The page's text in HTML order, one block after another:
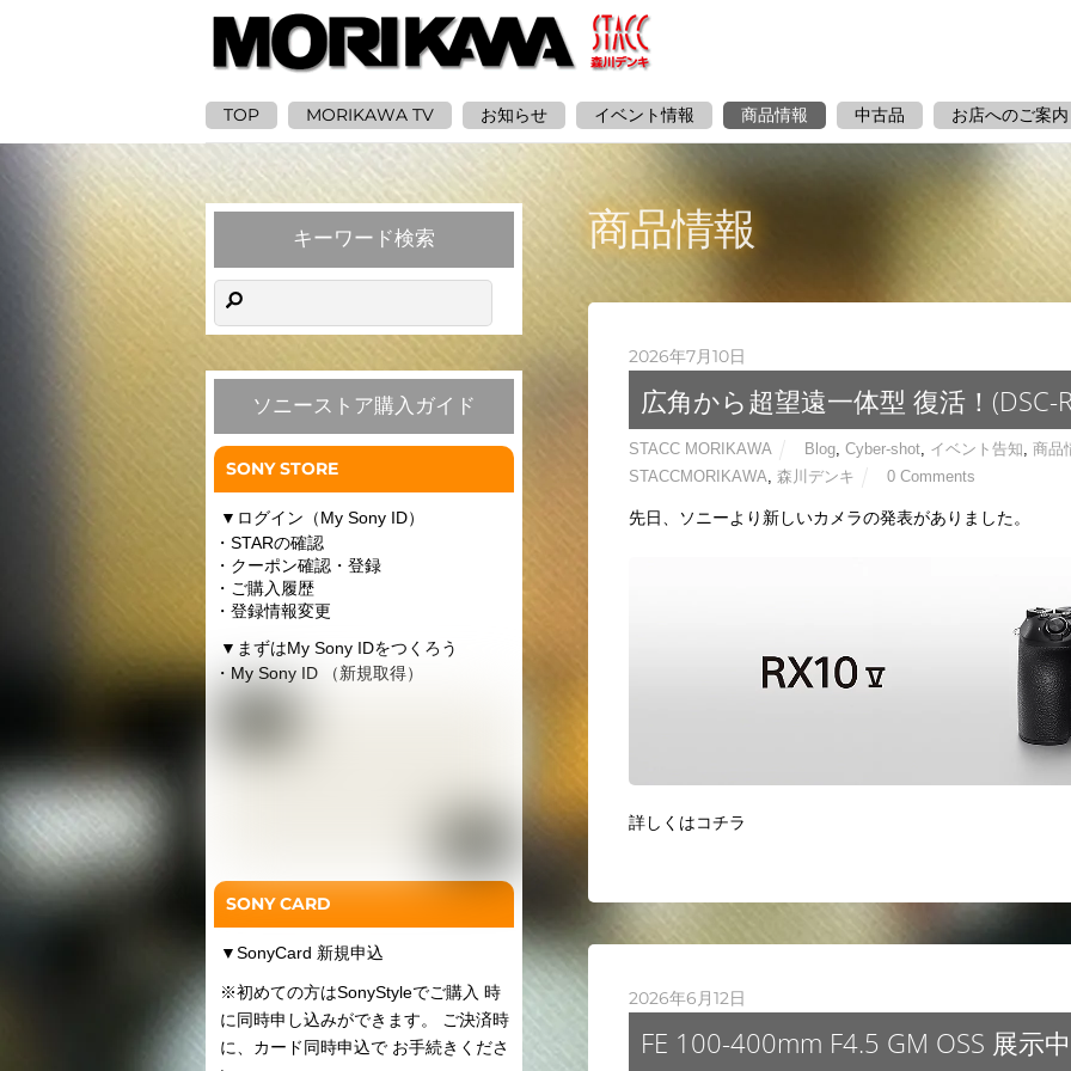
TOP MORIKAWA TV お知らせ イベント情報 商品情報 中古品 お店へのご案内
商品情報
2026年7月10日
広角から超望遠一体型 復活！(DSC-
STACC MORIKAWA Blog,Cyber-shot, イベント告知,商品
STACCMORIKAWA, 森川デンキ 0 Comments
先日、ソニーより新しいカメラの発表がありました。
詳しくはコチラ
2026年6月12日
FE 100-400mm F4.5 GM OSS 展示
キーワード検索
ソニーストア購入ガイド
SONY STORE
▼ ログイン（My Sony ID）
・STARの確認
・クーポン確認・登録
・ご購入履歴
・登録情報変更
▼ まずはMy Sony IDをつくろう
・My Sony ID （新規取得）
SONY CARD
▼SonyCard 新規申込
※初めての方はSonyStyleでご購入 時
に同時申し込みができます。 ご決済時
に、カード同時申込で お手続きくださ